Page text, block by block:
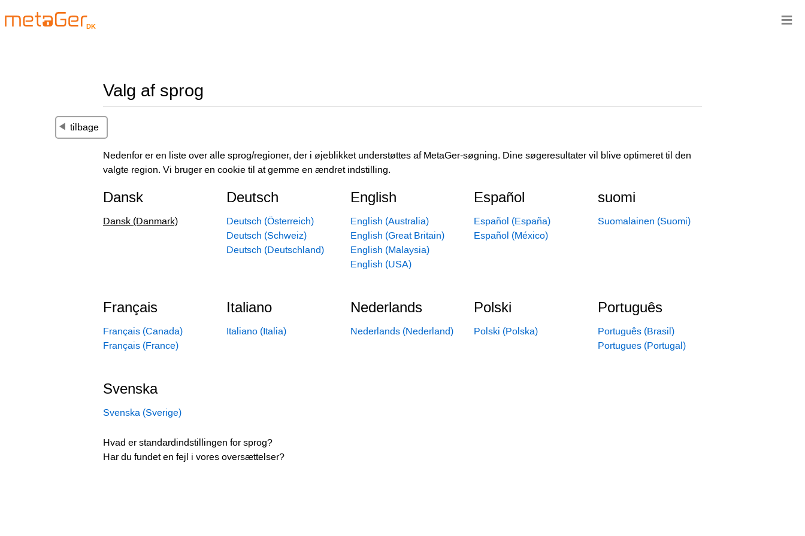
DK
Valg af sprog
tilbage
Nedenfor er en liste over alle sprog/regioner, der i øjeblikket understøttes af MetaGer-søgning. Dine søgeresultater vil blive optimeret til den
valgte region. Vi bruger en cookie til at gemme en ændret indstilling.
Dansk
Dansk (Danmark)
Deutsch
Deutsch (Österreich)
Deutsch (Schweiz)
Deutsch (Deutschland)
English
English (Australia)
English (Great Britain)
English (Malaysia)
English (USA)
Español
Español (España)
Español (México)
suomi
Suomalainen (Suomi)
Français
Français (Canada)
Français (France)
Italiano
Italiano (Italia)
Nederlands
Nederlands (Nederland)
Polski
Polski (Polska)
Português
Português (Brasil)
Portugues (Portugal)
Svenska
Svenska (Sverige)
Hvad er standardindstillingen for sprog?
Har du fundet en fejl i vores oversættelser?
≡